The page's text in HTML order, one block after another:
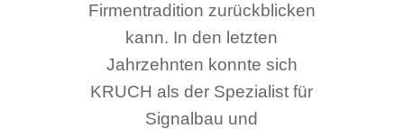
Firmentradition zurückblicken
kann. In den letzten
Jahrzehnten konnte sich
KRUCH als der Spezialist für
Signalbau und